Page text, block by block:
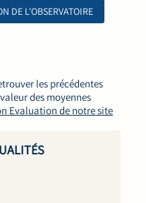
DE L'OBSERVATOIRE
les précédentes
des moyennes
Evaluation de notre site